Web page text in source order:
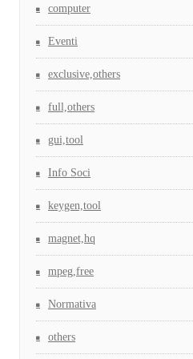
computer
Eventi
exclusive,others
full,others
gui,tool
Info Soci
keygen,tool
magnet,hq
mpeg,free
Normativa
others